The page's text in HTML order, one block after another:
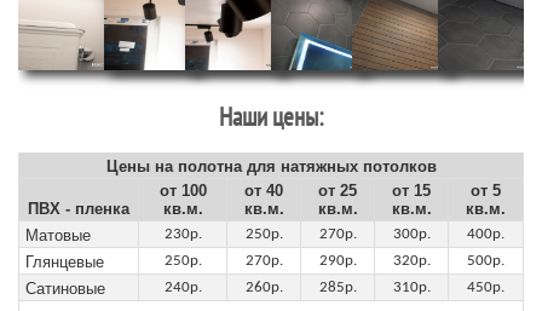
Наши цены:
Цены на полотна для натяжных потолков
ПВХ - пленка
от 100
кв.м.
от 40
кв.м.
от 25
кв.м.
от 15
кв.м.
от 5
кв.м.
Матовые
230р. 250р. 270р. 300р. 400р.
Глянцевые 250р. 270р. 290р. 320р. 500р.
Сатиновые 240р. 260р. 285р. 310р. 450р.